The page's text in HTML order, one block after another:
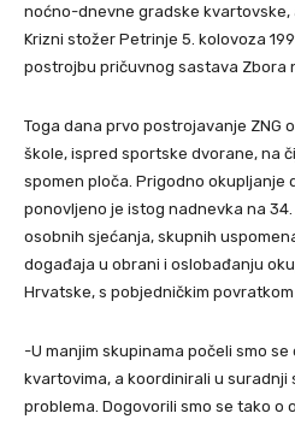
noćno-dnevne gradske kvartovske,
Krizni stožer Petrinje 5. kolovoza
postrojbu pričuvnog sastava Zbora
Toga dana prvo postrojavanje ZNG
škole, ispred sportske dvorane, na
spomen ploča. Prigodno okupljanje
ponovljeno je istog nadnevka na
osobnih sjećanja, skupnih
događaja u obrani i oslobađanju
Hrvatske, s pobjedničkim povratkom
-U manjim skupinama počeli smo
kvartovima, a koordinirali u suradnji
problema. Dogovorili smo se tako o